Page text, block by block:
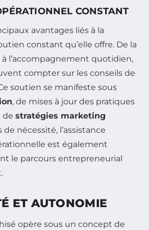
CONSTANT
avantages liés à la
constant qu’elle offre. De la
l’accompagnement quotidien,
compter sur les conseils de
soutien se manifeste sous
, de mises à jour des pratiques
de stratégies marketing
de nécessité, l’assistance
est également
le parcours entrepreneurial
ET AUTONOMIE
opère sous un concept de